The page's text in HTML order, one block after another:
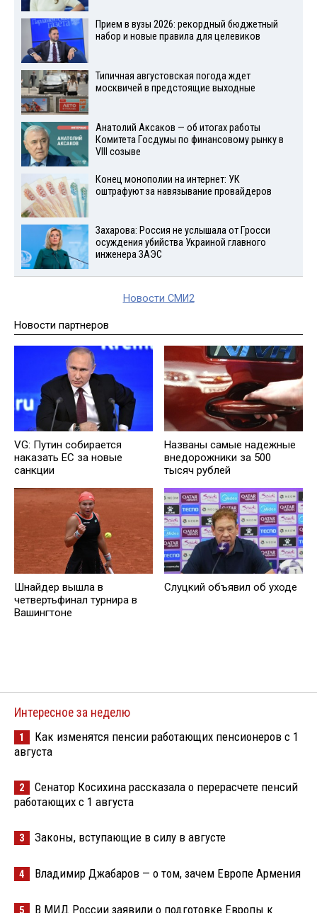
Прием в вузы 2026: рекордный бюджетный
набор и новые правила для целевиков
Типичная августовская погода ждет
москвичей в предстоящие выходные
Анатолий Аксаков — об итогах работы
Комитета Госдумы по финансовому рынку в
VIII созыве
Конец монополии на интернет: УК
оштрафуют за навязывание провайдеров
Захарова: Россия не услышала от Гросси
осуждения убийства Украиной главного
инженера ЗАЭС
Новости СМИ2
Новости партнеров
VG: Путин собирается
наказать EC за новые
санкции
Названы самые надежные
внедорожники за 500
тысяч рублей
Шнайдер вышла в
четвертьфинал турнира в
Вашингтоне
Слуцкий объявил об уходе
Интересное за неделю
1
Как изменятся пенсии работающих пенсионеров с 1
августа
2
Сенатор Косихина рассказала о перерасчете пенсий
работающих с 1 августа
3 Законы, вступающие в силу в августе
4 Владимир Джабаров — о том, зачем Европе Армения
5
В МИД России заявили о подготовке Европы к